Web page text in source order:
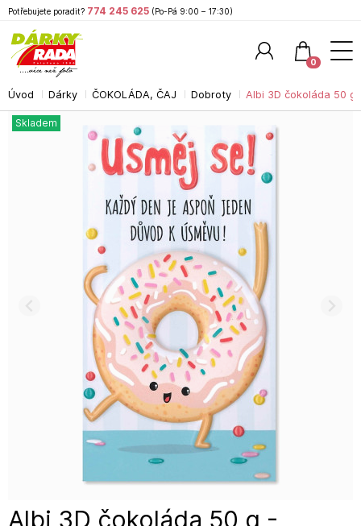
Úvod Dárky ČOKOLÁDA, ČAJ Dobroty Albi 3D čokoláda 50 g
Albi 3D čokoláda 50 g -
Skladem
Potřebujete poradit? 774 245 625 (Po-Pá 9:00 – 17:30)
0